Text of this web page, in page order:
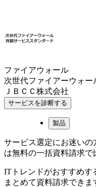
ファイアウォール
次世代ファイアーウォ
ＪＢＣＣ株式会社
サービスを診断する
製品
サービス選定にお迷いの
は無料の一括資料請求で
ITトレンドがおすすめす
まとめて資料請求できま